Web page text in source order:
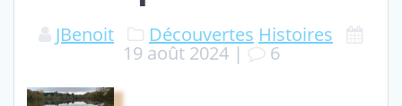
JBenoit Découvertes Histoires
19 août 2024| 6